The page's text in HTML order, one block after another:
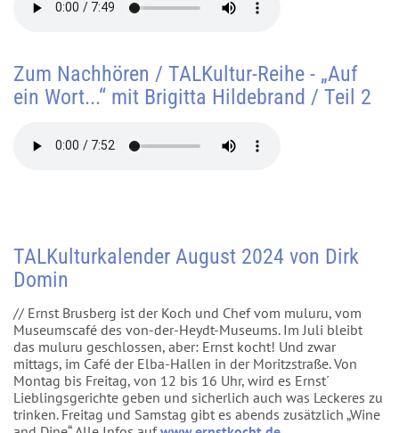
Zum Nachhören / TALKultur-Reihe - „Auf
ein Wort...“ mit Brigitta Hildebrand / Teil 2
TALKulturkalender August 2024 von Dirk
Domin
// Ernst Brusberg ist der Koch und Chef vom muluru, vom
Museumscafé des von-der-Heydt-Museums. Im Juli bleibt
das muluru geschlossen, aber: Ernst kocht! Und zwar
mittags, im Café der Elba-Hallen in der Moritzstraße. Von
Montag bis Freitag, von 12 bis 16 Uhr, wird es Ernst´
Lieblingsgerichte geben und sicherlich auch was Leckeres zu
trinken. Freitag und Samstag gibt es abends zusätzlich „Wine